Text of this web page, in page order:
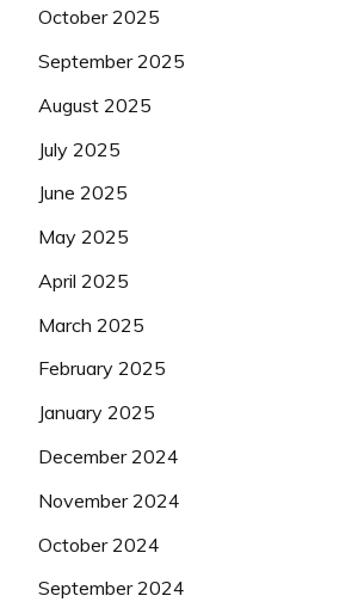
October 2025
September 2025
August 2025
July 2025
June 2025
May 2025
April 2025
March 2025
February 2025
January 2025
December 2024
November 2024
October 2024
September 2024